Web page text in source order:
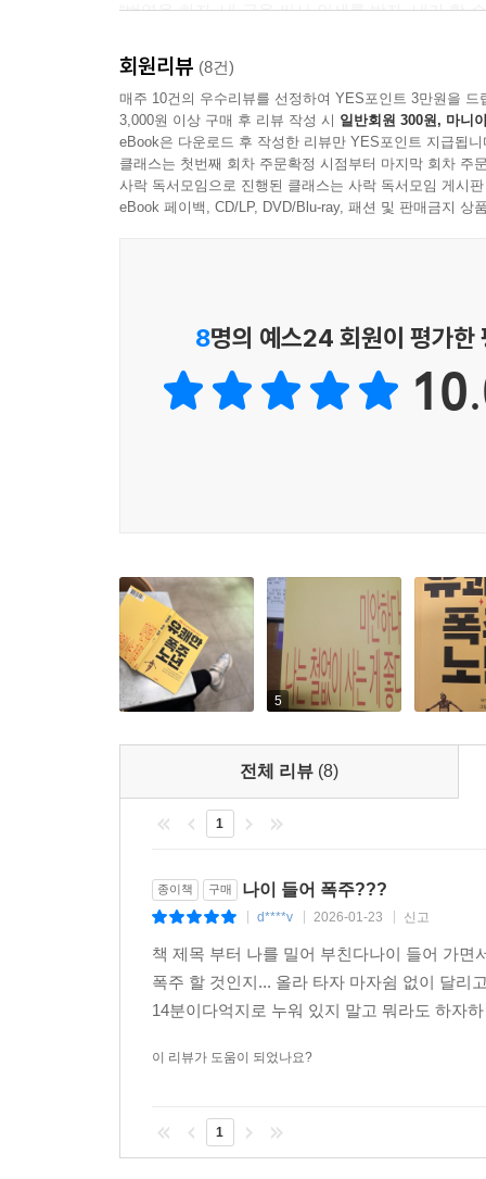
제일 중요하다. 젊은 사람들 눈에는 한겨울에 밥
인이 병든 몸을 이끌고서라도 지하철을 타고 종로
--- p.193 「탑골공원에 모이는 고독」 중에서
죽음을 생각하지 말아라. 이것이 살아 있는 자가
살아 있는 날에 충성을 다하는 배고픈 자가 되어
으로서의 삶을 욕망해 내길 부탁하고 싶다.
인생을 흔히 마라톤에 비유한다. 백 년을 바라보
“번역을 하자. 내 글을 써서 인세를 받자. 내가 할
열린다》, 《찬란한 문학의 문장들》, 《약간의
거리에 앉을 뻔했던 노인이 출판계의 위대한
30년보다 더욱 처절하고 아름다웠다.
김욱 작가는 《유쾌한 폭주 노년》에서 패기 넘
있는 지금, 노년의 삶이라는 화두가 부상하며 여
말 그대로 치열한 질주요, 정열적인 쾌주다.
사람은 누구나 늙는다. 노화는 저주가 아니라
회원리뷰 (8건)
매주 10건의 우수리뷰를 선정하여 YES포인트 3만원을 드
3,000원 이상 구매 후 리뷰 작성 시 일반회원 300원, 마니
eBook은 다운로드 후 작성한 리뷰만 YES포인트 지급됩니
클래스는 첫번째 회차 주문확정 시점부터 마지막 회차 주
사락 독서모임으로 진행된 클래스는 사락 독서모임 게시
eBook 페이백, CD/LP, DVD/Blu-ray, 패션 및 판매금지 상
8명의 예스24 회원이 평가한
5
전체 리뷰 (8)
1
종이책 구매 나이 들어 폭주???
d****v 2026-01-23 신고
책 제목 부터 나를 밀어 부친다나이 들어 가
폭주 할 것인지... 올라 타자 마자쉼 없이 달리
14분이다억지로 누워 있지 말고 뭐라도 하자
이 리뷰가 도움이 되었나요?
1